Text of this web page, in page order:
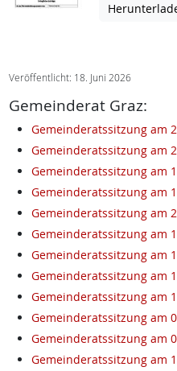
Veröffentlicht: 18. Juni 2026
Gemeinderat Graz:
Gemeinderatssitzung am
Gemeinderatssitzung am
Gemeinderatssitzung am
Gemeinderatssitzung am
Gemeinderatssitzung am
Gemeinderatssitzung am
Gemeinderatssitzung am
Gemeinderatssitzung am
Gemeinderatssitzung am
Gemeinderatssitzung am
Gemeinderatssitzung am
Gemeinderatssitzung am